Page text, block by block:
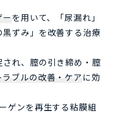
ーを用いて、「尿漏れ」
黒ずみ」を改善する治療
れ、膣の引き締め・膣
ラブルの改善・ケア に効
ゲンを再生する粘膜組